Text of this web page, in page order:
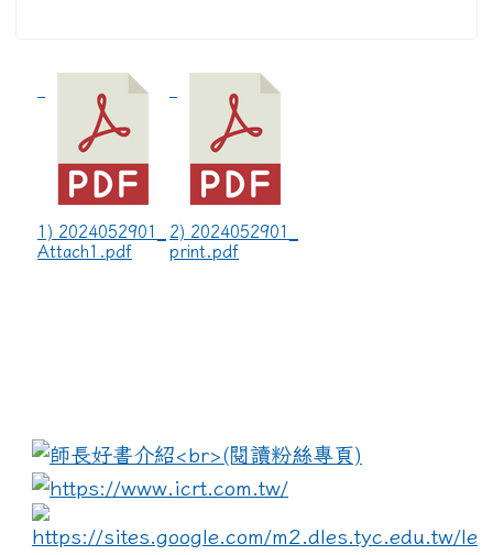
1) 2024052901_
Attach1.pdf
2) 2024052901_
print.pdf
link to https://